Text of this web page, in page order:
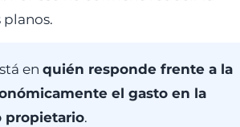
en quién responde frente a la
el gasto en la
propietario.